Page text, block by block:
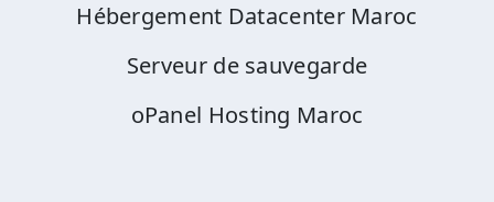
Hébergement Datacenter Maroc
Serveur de sauvegarde
oPanel Hosting Maroc